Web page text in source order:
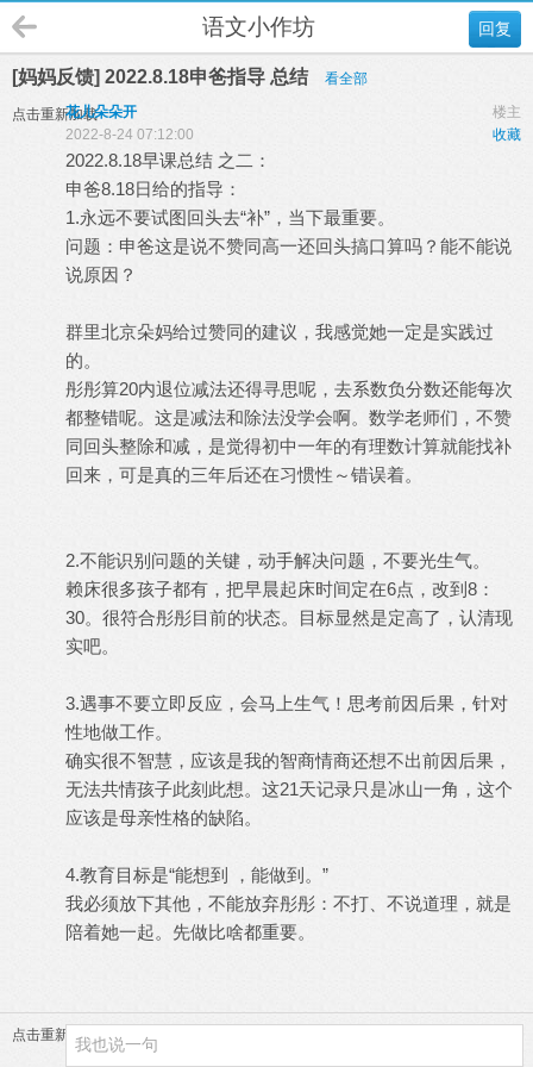
回复
语文小作坊
[妈妈反馈] 2022.8.18申爸指导 总结 看全部
点击重新加载 楼主
花儿朵朵开
收藏
2022-8-24 07:12:00
2022.8.18早课总结 之二：
申爸8.18日给的指导：
1.永远不要试图回头去“补”，当下最重要。
问题：申爸这是说不赞同高一还回头搞口算吗？能不能说
说原因？
群里北京朵妈给过赞同的建议，我感觉她一定是实践过
的。
彤彤算20内退位减法还得寻思呢，去系数负分数还能每次
都整错呢。这是减法和除法没学会啊。数学老师们，不赞
同回头整除和减，是觉得初中一年的有理数计算就能找补
回来，可是真的三年后还在习惯性～错误着。
2.不能识别问题的关键，动手解决问题，不要光生气。
赖床很多孩子都有，把早晨起床时间定在6点，改到8：
30。很符合彤彤目前的状态。目标显然是定高了，认清现
实吧。
3.遇事不要立即反应，会马上生气！思考前因后果，针对
性地做工作。
确实很不智慧，应该是我的智商情商还想不出前因后果，
无法共情孩子此刻此想。这21天记录只是冰山一角，这个
应该是母亲性格的缺陷。
4.教育目标是“能想到 ，能做到。”
我必须放下其他，不能放弃彤彤：不打、不说道理，就是
陪着她一起。先做比啥都重要。
点击重新加载